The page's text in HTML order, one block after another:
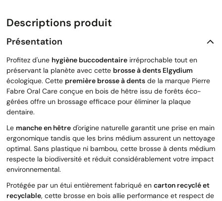
Descriptions produit
Présentation
Profitez d'une hygiène buccodentaire irréprochable tout en
préservant la planète avec cette brosse à dents Elgydium
écologique. Cette première brosse à dents de la marque Pierre
Fabre Oral Care conçue en bois de hêtre issu de forêts éco-
gérées offre un brossage efficace pour éliminer la plaque
dentaire.
Le manche en hêtre d'origine naturelle garantit une prise en main
ergonomique tandis que les brins médium assurent un nettoyage
optimal. Sans plastique ni bambou, cette brosse à dents médium
respecte la biodiversité et réduit considérablement votre impact
environnemental.
Protégée par un étui entièrement fabriqué en carton recyclé et
recyclable, cette brosse en bois allie performance et respect de